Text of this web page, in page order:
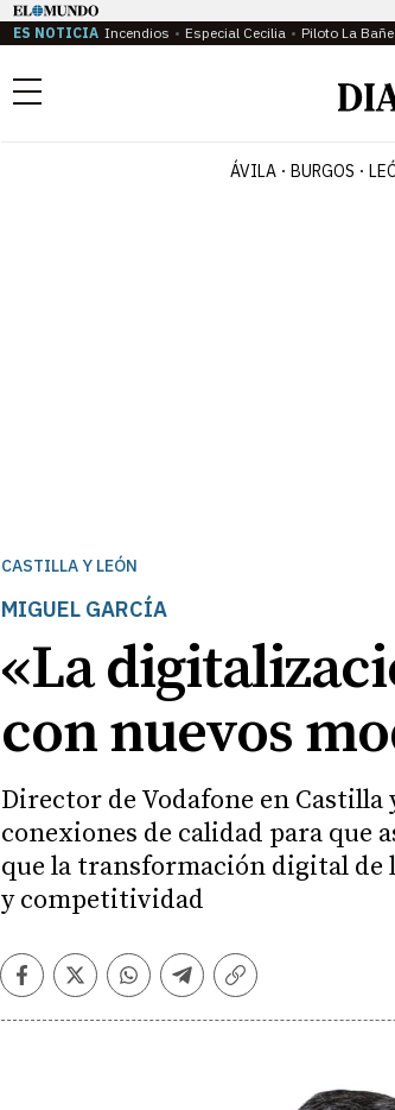
ES NOTICIA Incendios Especial Cecilia Piloto La
Menú
ÁVILA BURGOS
CASTILLA Y LEÓN
MIGUEL GARCÍA
«La
con nuevos
Director de Vodafone en Castilla
conexiones de calidad para que
que la transformación digital de
y competitividad
Facebook
TwitterWhatsapp
Telegram
Copiar